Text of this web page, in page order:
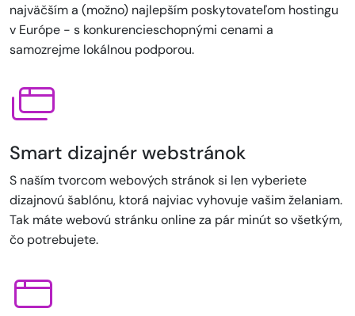
najväčším a (možno) najlepším poskytovateľom hostingu
v Európe - s konkurencieschopnými cenami a
samozrejme lokálnou podporou.
Smart dizajnér webstránok
S naším tvorcom webových stránok si len vyberiete
dizajnovú šablónu, ktorá najviac vyhovuje vašim želaniam.
Tak máte webovú stránku online za pár minút so všetkým,
čo potrebujete.